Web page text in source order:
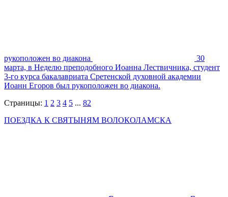
рукоположен во диакона
30
марта, в Неделю преподобного Иоанна Лествичника, студент
3-го курса бакалавриата Сретенской духовной академии
Иоанн Егоров был рукоположен во диакона.
Страницы: 1 2 3 4 5 ... 82
ПОЕЗДКА К СВЯТЫНЯМ ВОЛОКОЛАМСКА